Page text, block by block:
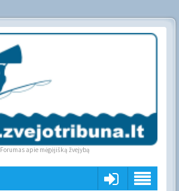
Forumas apie mėgėjišką žvejybą